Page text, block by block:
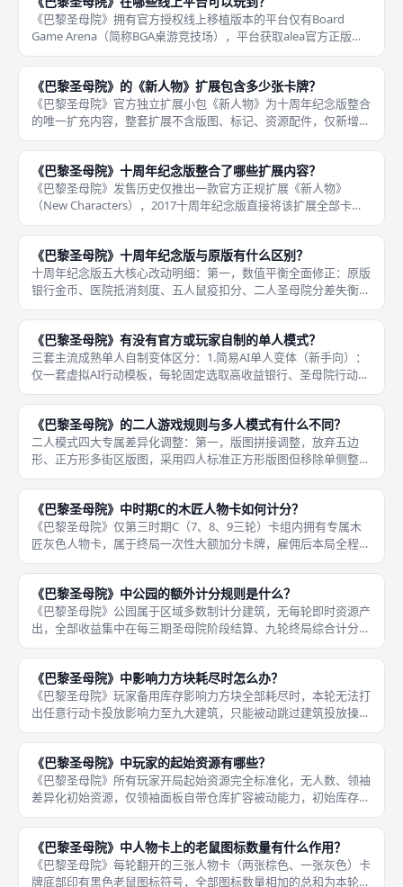
《巴黎圣母院》拥有官方授权线上移植版本的平台仅有Board
Game Arena（简称BGA桌游竞技场），平台获取alea官方正版授
权，完整复刻十周年纪念版数值、整合《新人物》全部扩展，支持
2至5人真人联机、AI单人闯关、二人变体规则，网页
《巴黎圣母院》的《新人物》扩展包含多少张卡牌？
《巴黎圣母院》官方独立扩展小包《新人物》为十周年纪念版整合
的唯一扩充内容，整套扩展不含版图、标记、资源配件，仅新增10
张全新手绘人物卡牌，细分四类卡组扩充，原版本体人物卡数量不
变，新增卡牌独立混入对应卡组循环使用，每轮翻牌规则依旧维持
两棕一
《巴黎圣母院》十周年纪念版整合了哪些扩展内容？
《巴黎圣母院》发售历史仅推出一款官方正规扩展《新人物》
（New Characters），2017十周年纪念版直接将该扩展全部卡
牌、配套规则完整整合进本体盒装，不需要玩家单独购入扩展小
包，是纪念版核心增值内容，无地图、建筑、马车、鼠疫轨道类其
《巴黎圣母院》十周年纪念版与原版有什么区别？
十周年纪念版五大核心改动明细：第一，数值平衡全面修正：原版
银行金币、医院抵消刻度、五人鼠疫扣分、二人圣母院分差失衡全
部调整，下调极端路线强度，均衡多构筑路线胜率，原版单一银行
金币流无脑碾压其他路线的问题彻底修复；第二，整合官方《新人
物》扩展
《巴黎圣母院》有没有官方或玩家自制的单人模式？
三套主流成熟单人自制变体区分：1.简易AI单人变体（新手向）：
仅一套虚拟AI行动模板，每轮固定选取高收益银行、圣母院行动
卡，自动抢占地图中心信使市场，鼠疫增量小幅上调模拟对手牵
制，规则页数少，10分钟即可学会，适合新手独自熟悉九大建筑、
轮抽
《巴黎圣母院》的二人游戏规则与多人模式有什么不同？
二人模式四大专属差异化调整：第一，版图拼接调整，放弃五边
形、正方形多街区版图，采用四人标准正方形版图但移除单侧整片
街区，仅保留两名玩家对应两片独立片区，市场信使总数量减半，
减少跨片区抢夺信使的交互博弈；第二，圣母院阶段计分下调，每
三期结算阶
《巴黎圣母院》中时期C的木匠人物卡如何计分？
《巴黎圣母院》仅第三时期C（7、8、9三轮）卡组内拥有专属木
匠灰色人物卡，属于终局一次性大额加分卡牌，雇佣后本局全程生
效，九轮结束终局核算所有自有九大建筑存放的影响力总和，按照
总量阶梯发放木匠专属额外声望，是C期冲刺拉高总分的核心手
段，仅C
《巴黎圣母院》中公园的额外计分规则是什么？
《巴黎圣母院》公园属于区域多数制计分建筑，无每轮即时资源产
出，全部收益集中在每三期圣母院阶段结算、九轮终局综合计分两
大节点，玩家投放影响力存入自有公园格子，与其他所有玩家公园
累计数值对比，数值全场最高者解锁对应阶段、终局额外声望，多
人同分则
《巴黎圣母院》中影响力方块耗尽时怎么办？
《巴黎圣母院》玩家备用库存影响力方块全部耗尽时，本轮无法打
出任意行动卡投放影响力至九大建筑，只能被动跳过建筑投放操
作，严重拖慢发育节奏，游戏内置三类合规补充渠道，学院是长线
稳定核心补给手段，人物卡、公园为临时小额应急补充，三种渠道
可叠加使用
《巴黎圣母院》中玩家的起始资源有哪些？
《巴黎圣母院》所有玩家开局起始资源完全标准化，无人数、领袖
差异化初始资源，仅领袖面板自带仓库扩容被动能力，初始库存数
值统一，保证开局绝对公平，全套起始资源覆盖行动、资源、移
动、轨道基础配套，支撑A期前三轮基础发育循环。完整开局起始
资源清单：
《巴黎圣母院》中人物卡上的老鼠图标数量有什么作用？
《巴黎圣母院》每轮翻开的三张人物卡（两张棕色、一张灰色）卡
牌底部印有黑色老鼠图标符号，全部图标数量相加的总和为本轮全